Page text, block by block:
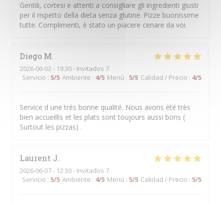
Gentili, cortesi e attenti a consigliare gli ingredienti giusti
per il rispetto della dieta senza glutine. Pizze buonissime
tutte. Complimenti, è stato un piacere cenare da voi.
Diego M
2026-06-02 - 19:30 - Invitados 7
Servicio : 5/5 Ambiente : 4/5 Menú : 5/5 Calidad / Precio : 4/5
Service d une très bonne qualité. Nous avons été très
bien accueillis et les plats sont toujours aussi bons (
Surtout les pizzas) .
Laurent J
2026-06-07- 12:30 - Invitados 7
Servicio : 5/5 Ambiente : 4/5 Menú : 5/5 Calidad / Precio : 5/5